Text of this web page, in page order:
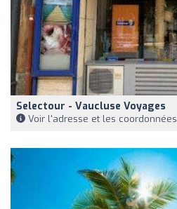
Selectour - Vaucluse Voyages
Voir l'adresse et les coordonnées